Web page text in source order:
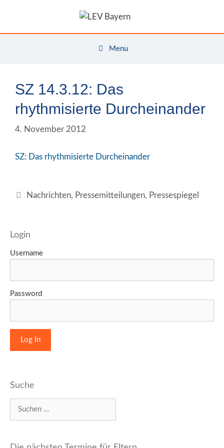
Menu
SZ 14.3.12: Das
rhythmisierte Durcheinander
4. November 2012
SZ: Das rhythmisierte Durcheinander
Kategorien
Nachrichten, Pressemitteilungen, Pressespiegel
Login
Username
Password
Suche